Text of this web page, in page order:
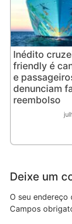
Inédito
friendly é
e
denunciam
reembolso
Deixe um
O seu
Campos